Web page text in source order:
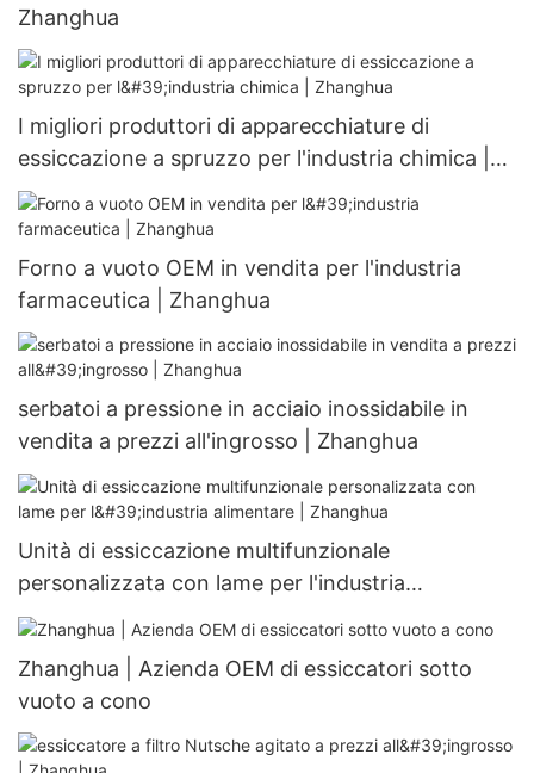
Zhanghua
I migliori produttori di apparecchiature di
essiccazione a spruzzo per l'industria chimica |
Zhanghua
Forno a vuoto OEM in vendita per l'industria
farmaceutica | Zhanghua
serbatoi a pressione in acciaio inossidabile in
vendita a prezzi all'ingrosso | Zhanghua
Unità di essiccazione multifunzionale
personalizzata con lame per l'industria
alimentare | Zhanghua
Zhanghua | Azienda OEM di essiccatori sotto
vuoto a cono